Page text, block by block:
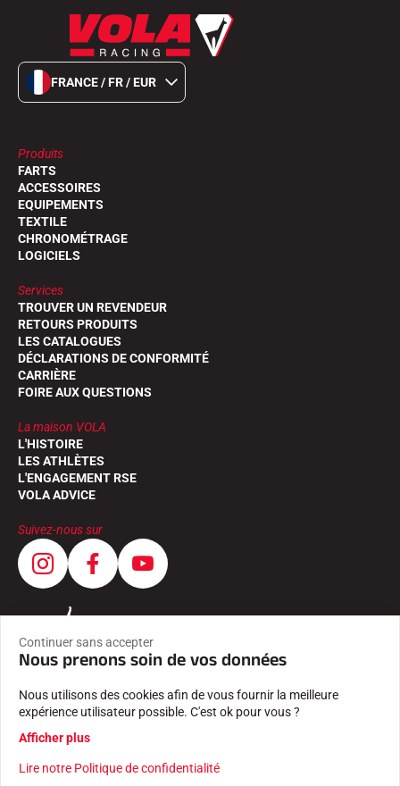
FRANCE / FR / EUR
Produits
FARTS
ACCESSOIRES
EQUIPEMENTS
TEXTILE
CHRONOMÉTRAGE
LOGICIELS
Services
TROUVER UN REVENDEUR
RETOURS PRODUITS
LES CATALOGUES
DÉCLARATIONS DE CONFORMITÉ
CARRIÈRE
FOIRE AUX QUESTIONS
La maison VOLA
L'HISTOIRE
LES ATHLÈTES
L'ENGAGEMENT RSE
VOLA ADVICE
Suivez-nous sur
CGV
Continuer sans accepter
Nous prenons soin de vos données
Nous utilisons des cookies afin de vous fournir la meilleure
expérience utilisateur possible. C'est ok pour vous ?
Afficher plus
Lire notre Politique de confidentialité